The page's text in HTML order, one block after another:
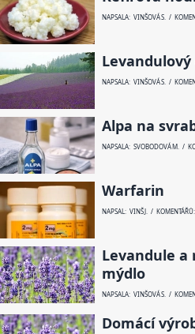
NAPSALA: VINŠOVÁ S. /
Levandulový
NAPSALA: VINŠOVÁ S. /
Alpa na
NAPSALA: SVOBODOVÁ M. /
Warfarin
NAPSAL: VINŠ J. /
Levandule a
mýdlo
NAPSALA: VINŠOVÁ S. /
Domácí